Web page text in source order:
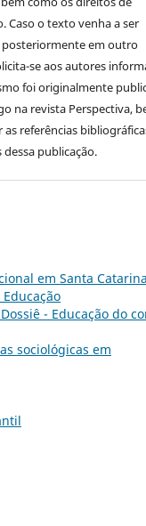
Caso o texto venha a ser
em outro
se aos autores
foi originalmente
na revista Perspectiva,
as referências
publicação.
em Santa Catarina
- Educação do
sociológicas em